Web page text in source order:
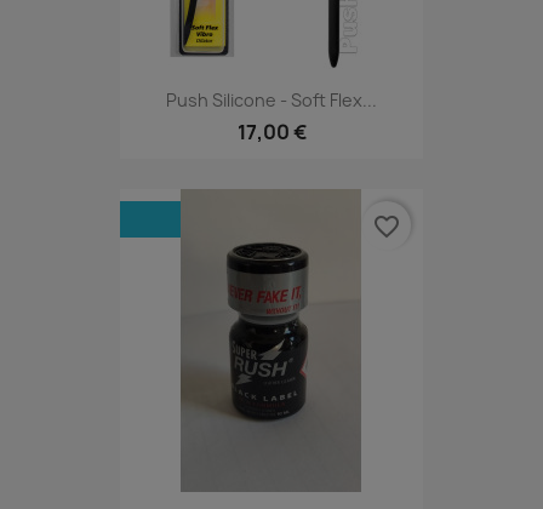
Push Silicone - Soft Flex...
17,00 €
favorite_border